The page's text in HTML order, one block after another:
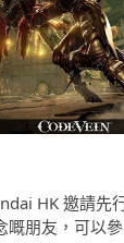
HK 邀請先
朋友，可以